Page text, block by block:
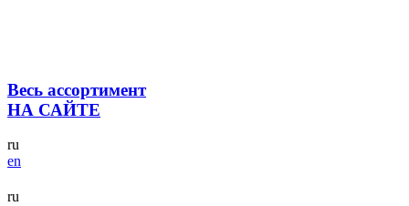
Весь ассортимент
НА САЙТЕ
ru
en
ru